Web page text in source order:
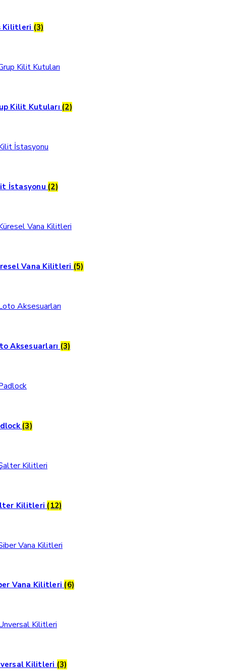
Kilitleri (3)
Kilit Kutuları (2)
İstasyonu (2)
Vana Kilitleri (5)
Aksesuarları (3)
(3)
Kilitleri (12)
Vana Kilitleri (6)
Kilitleri (3)